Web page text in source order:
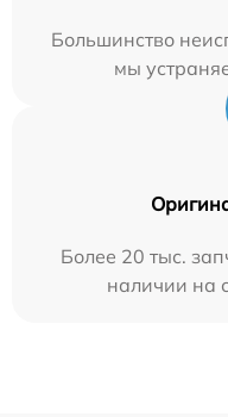
Большинство
мы
Более 20 тыс.
наличии на